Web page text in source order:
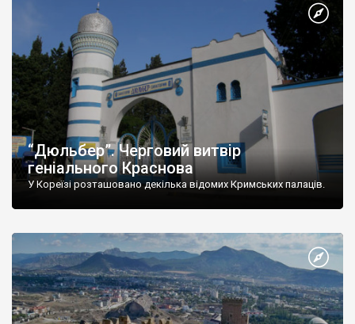
“Дюльбер”. Черговий витвір
геніального Краснова
У Кореїзі розташовано декілька відомих Кримських палаців.